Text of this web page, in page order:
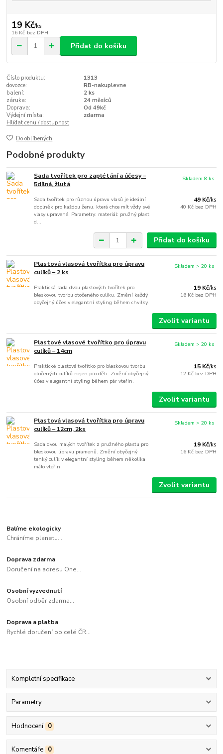
19 Kč/ks
16 Kč bez DPH
Přidat do košíku
Číslo produktu:
1313
dovozce:
RB-nakuplevne
balení:
2 ks
záruka:
24 měsíců
Doprava:
Od 49kč
Výdejní místa:
zdarma
Hlídat cenu / dostupnost
Do oblíbených
Podobné produkty
Sada tvořítek pro zaplétání a účesy –
5dílná, žlutá
Sada tvořítek pro různou úpravu vlasů je ideální
doplněk pro každou ženu, která chce mít vždy své
vlasy upravené. Parametry: materiál: pružný plast
d...
49 Kč/ks
40 Kč bez DPH
Skladem 8 ks
Přidat do košíku
Plastová vlasová tvořítka pro úpravu
culíků – 2 ks
Praktická sada dvou plastových tvořítek pro
bleskovou tvorbu otočeného culíku. Změní každý
obyčejný účes v elegantní styling během chvilky.
19 Kč/ks
16 Kč bez DPH
Skladem > 20 ks
Zvolit variantu
Plastové vlasové tvořítko pro úpravu
culíků – 14cm
Praktické plastové tvořítko pro bleskovou tvorbu
otočených culíků nejen pro děti. Změní obyčejný
účes v elegantní styling během pár vteřin.
15 Kč/ks
12 Kč bez DPH
Skladem > 20 ks
Zvolit variantu
Plastová vlasová tvořítka pro úpravu
culíků – 12cm, 2ks
Sada dvou malých tvořítek z pružného plastu pro
bleskovou úpravu pramenů. Změní obyčejný
tenký culík v elegantní styling během několika
málo vteřin.
19 Kč/ks
16 Kč bez DPH
Skladem > 20 ks
Zvolit variantu
Balíme ekologicky
Chráníme planetu...
Doprava zdarma
Doručení na adresu One...
Osobní vyzvednutí
Osobní odběr zdarma...
Doprava a platba
Rychlé doručení po celé ČR...
Kompletní specifikace
Parametry
Hodnocení 0
Komentáře 0